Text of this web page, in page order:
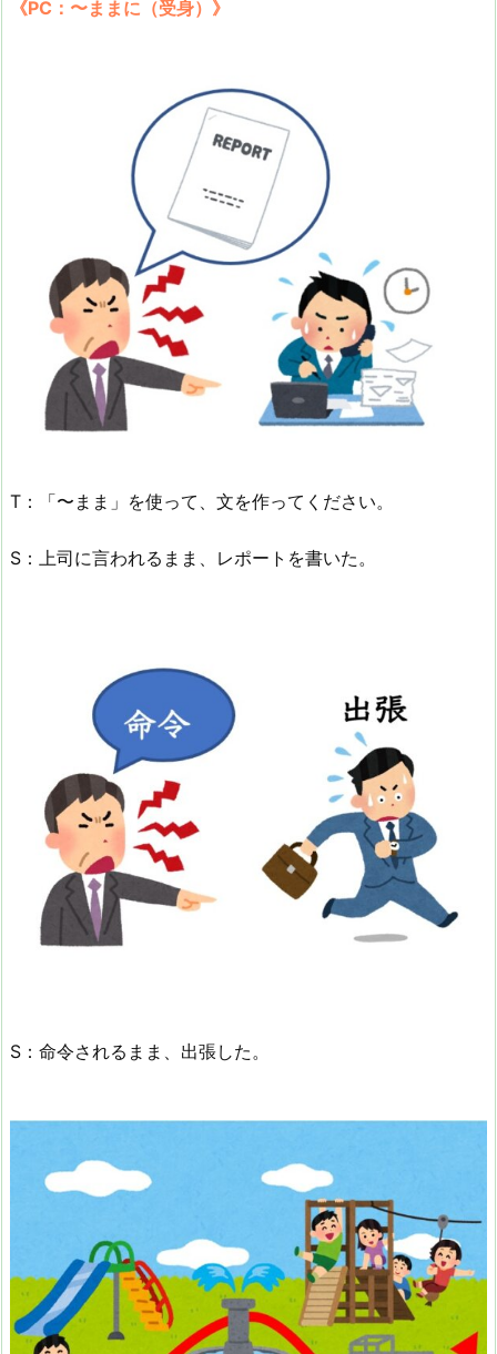
《PC：〜ままに（受身）》
T：「〜まま」を使って、文を作ってください。
S：上司に言われるまま、レポートを書いた。
S：命令されるまま、出張した。